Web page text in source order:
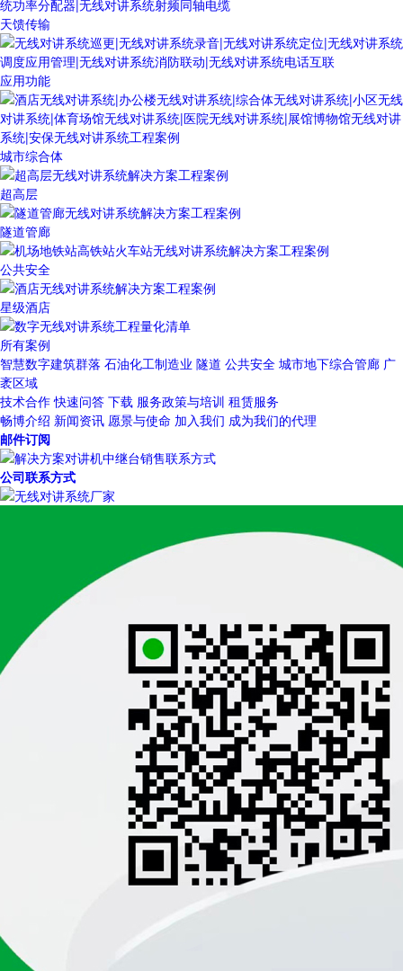
天馈传输
应用功能
城市综合体
超高层
隧道管廊
公共安全
星级酒店
所有案例
智慧数字建筑群落 石油化工制造业 隧道 公共安全 城市地下综合管廊 广
袤区域
技术合作 快速问答 下载 服务政策与培训 租赁服务
畅博介绍 新闻资讯 愿景与使命 加入我们 成为我们的代理
邮件订阅
公司联系方式